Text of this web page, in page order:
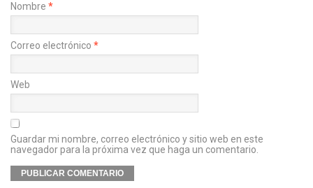
Nombre *
Correo electrónico *
Web
Guardar mi nombre, correo electrónico y sitio web en este
navegador para la próxima vez que haga un comentario.